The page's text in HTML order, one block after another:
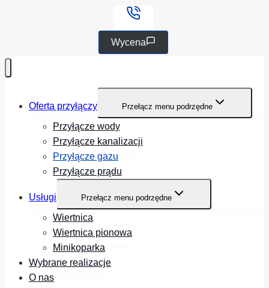
Wycena
Oferta przyłączy Przełącz menu podrzędne
Przyłącze wody
Przyłącze kanalizacji
Przyłącze gazu
Przyłącze prądu
Usługi Przełącz menu podrzędne
Wiertnica
Wiertnica pionowa
Minikoparka
Wybrane realizacje
O nas